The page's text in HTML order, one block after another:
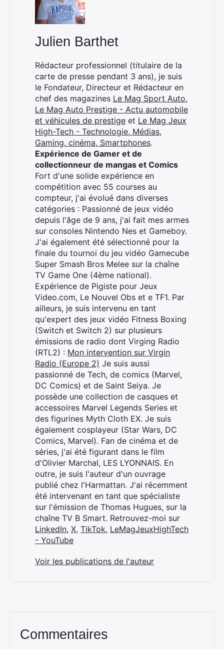
Julien Barthet
Rédacteur professionnel (titulaire de la
carte de presse pendant 3 ans), je suis
le Fondateur, Directeur et Rédacteur en
chef des magazines Le Mag Sport Auto,
Le Mag Auto Prestige - Actu automobile
et véhicules de prestige et Le Mag Jeux
High-Tech - Technologie, Médias,
Gaming, cinéma, Smartphones.
Expérience de Gamer et de
collectionneur de mangas et Comics
Fort d'une solide expérience en
compétition avec 55 courses au
compteur, j'ai évolué dans diverses
catégories : Passionné de jeux vidéo
depuis l'âge de 9 ans, j'ai fait mes armes
sur consoles Nintendo Nes et Gameboy.
J'ai également été sélectionné pour la
finale du tournoi du jeu vidéo Gamecube
Super Smash Bros Melee sur la chaîne
TV Game One (4ème national).
Expérience de Pigiste pour Jeux
Video.com, Le Nouvel Obs et e TF1. Par
ailleurs, je suis intervenu en tant
qu'expert des jeux vidéo Fitness Boxing
(Switch et Switch 2) sur plusieurs
émissions de radio dont Virging Radio
(RTL2) : Mon intervention sur Virgin
Radio (Europe 2) Je suis aussi
passionné de Tech, de comics (Marvel,
DC Comics) et de Saint Seiya. Je
possède une collection de casques et
accessoires Marvel Legends Series et
des figurines Myth Cloth EX. Je suis
également cosplayeur (Star Wars, DC
Comics, Marvel). Fan de cinéma et de
séries, j'ai été figurant dans le film
d'Olivier Marchal, LES LYONNAIS. En
outre, je suis l'auteur d'un ouvrage
publié chez l'Harmattan. J'ai récemment
été intervenant en tant que spécialiste
sur l'émission de Thomas Hugues, sur la
chaîne TV B Smart. Retrouvez-moi sur
LinkedIn, X, TikTok, LeMagJeuxHighTech
- YouTube
Voir les publications de l'auteur
Commentaires
Rechercher